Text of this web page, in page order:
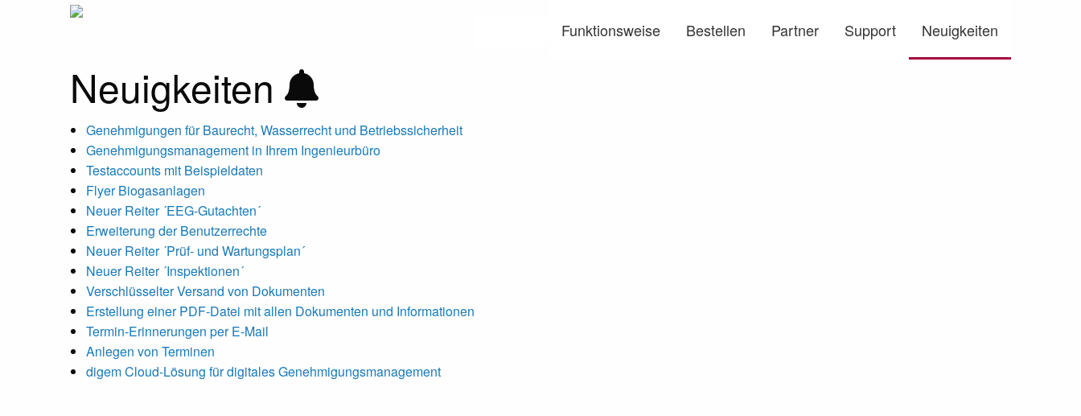
Funktionsweise Bestellen Partner Support Neuigkeiten
Neuigkeiten
Genehmigungen für Baurecht, Wasserrecht und Betriebssicherheit
Genehmigungsmanagement in Ihrem Ingenieurbüro
Testaccounts mit Beispieldaten
Flyer Biogasanlagen
Neuer Reiter ´EEG-Gutachten´
Erweiterung der Benutzerrechte
Neuer Reiter ´Prüf- und Wartungsplan´
Neuer Reiter ´Inspektionen´
Verschlüsselter Versand von Dokumenten
Erstellung einer PDF-Datei mit allen Dokumenten und Informationen
Termin-Erinnerungen per E-Mail
Anlegen von Terminen
digem Cloud-Lösung für digitales Genehmigungsmanagement